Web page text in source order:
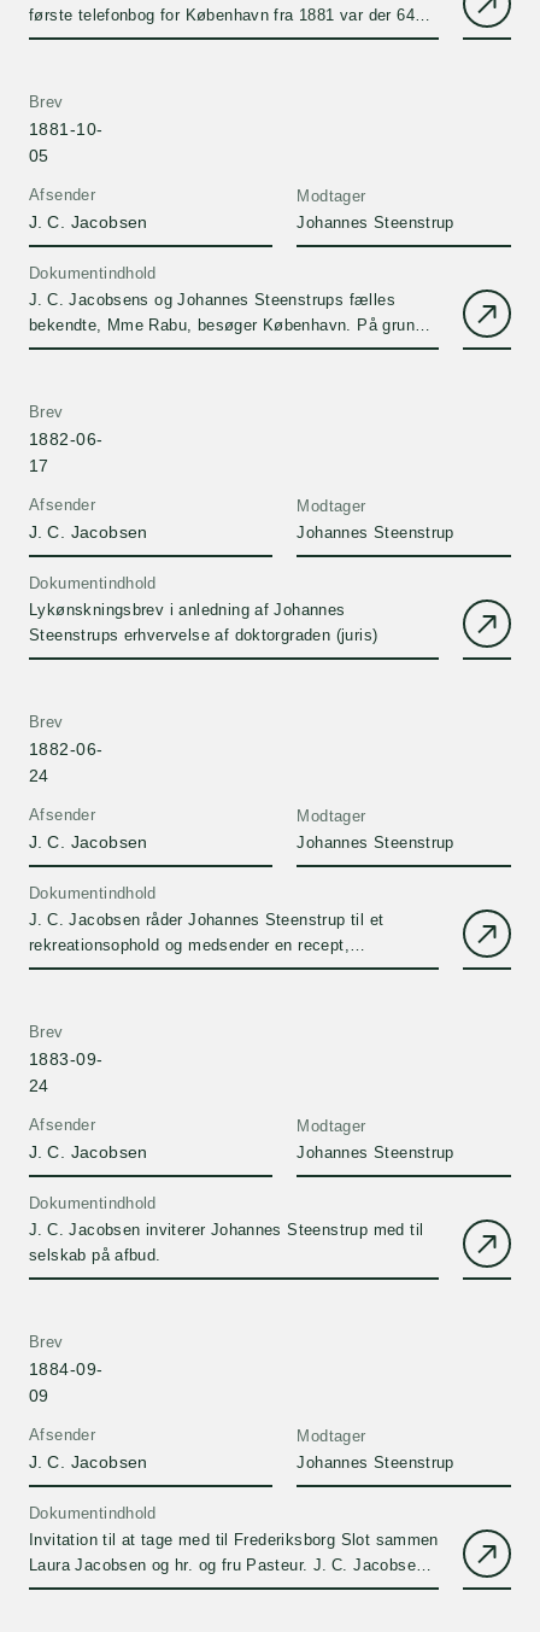
første telefonbog for København fra 1881 var der 64
abonnenter.
Afsender
J. C. Jacobsen
Brev
1881-10-
05
Modtager
Johannes Steenstrup
Dokumentindhold
J. C. Jacobsens og Johannes Steenstrups fælles
bekendte, Mme Rabu, besøger København. På grund
af sit medlemskab af en …
Afsender
J. C. Jacobsen
Brev
1882-06-
17
Modtager
Johannes Steenstrup
Dokumentindhold
Lykønskningsbrev i anledning af Johannes
Steenstrups erhvervelse af doktorgraden (juris)
Afsender
J. C. Jacobsen
Brev
1882-06-
24
Modtager
Johannes Steenstrup
Dokumentindhold
J. C. Jacobsen råder Johannes Steenstrup til et
rekreationsophold og medsender en recept,
formodentlig en check.
Afsender
J. C. Jacobsen
Brev
1883-09-
24
Modtager
Johannes Steenstrup
Dokumentindhold
J. C. Jacobsen inviterer Johannes Steenstrup med til
selskab på afbud.
Afsender
J. C. Jacobsen
Brev
1884-09-
09
Modtager
Johannes Steenstrup
Dokumentindhold
Invitation til at tage med til Frederiksborg Slot sammen
Laura Jacobsen og hr. og fru Pasteur. J. C. Jacobsen
vil gerne…